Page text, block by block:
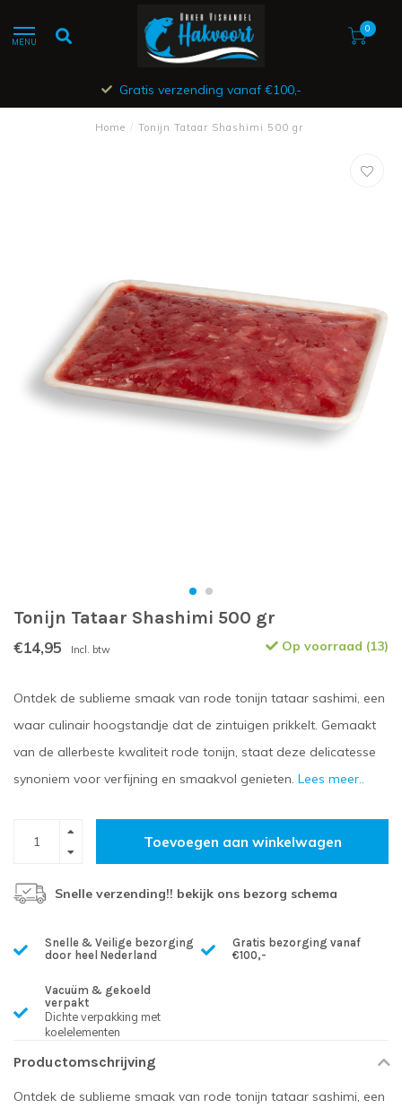
MENU
0
Gratis verzending vanaf €100,-
Home / Tonijn Tataar Shashimi 500 gr
Tonijn Tataar Shashimi 500 gr
€14,95 Incl. btw Op voorraad (13)
Ontdek de sublieme smaak van rode tonijn tataar sashimi, een
waar culinair hoogstandje dat de zintuigen prikkelt. Gemaakt
van de allerbeste kwaliteit rode tonijn, staat deze delicatesse
synoniem voor verfijning en smaakvol genieten. Lees meer..
Toevoegen aan winkelwagen
Snelle verzending!! bekijk ons bezorg schema
Snelle & Veilige bezorging
door heel Nederland
Gratis bezorging vanaf
€100,-
Vacuüm & gekoeld
verpakt
Dichte verpakking met
koelelementen
Productomschrijving
Ontdek de sublieme smaak van rode tonijn tataar sashimi, een